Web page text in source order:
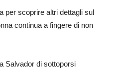
per scoprire altri dettagli sul
continua a fingere di non
Salvador di sottoporsi